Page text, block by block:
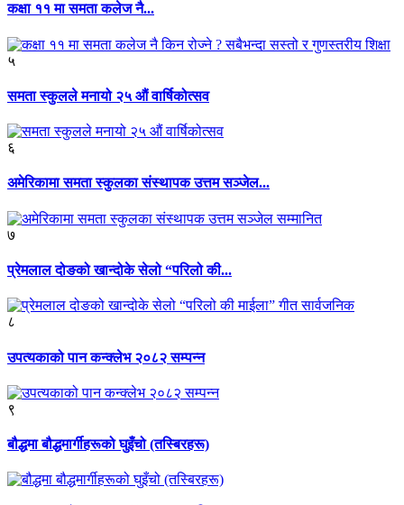
कक्षा ११ मा समता कलेज नै...
५
समता स्कुलले मनायो २५ औं वार्षिकोत्सव
६
अमेरिकामा समता स्कुलका संस्थापक उत्तम सञ्जेल...
७
प्रेमलाल दोङको खान्दोके सेलो “परिलो की...
८
उपत्यकाको पान कन्क्लेभ २०८२ सम्पन्न
९
बौद्धमा बौद्धमार्गीहरूको घुइँचो (तस्बिरहरू)